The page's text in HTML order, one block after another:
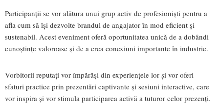
Participanții se vor alătura unui grup activ de profesioniști pentru a
afla cum să își dezvolte brandul de angajator în mod eficient și
sustenabil. Acest eveniment oferă oportunitatea unică de a dobândi
cunoștințe valoroase și de a crea conexiuni importante în industrie.
Vorbitorii reputați vor împărăși din experiențele lor și vor oferi
sfaturi practice prin prezentări captivante și sesiuni interactive, care
vor inspira și vor stimula participarea activă a tuturor celor prezenți.